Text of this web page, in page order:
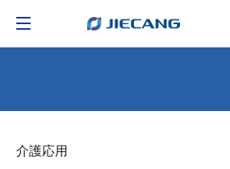
介護応用​​​​​​​